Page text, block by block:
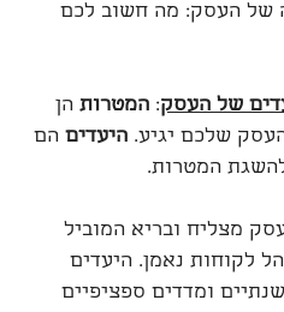
של העסק: מה חשוב לכם
של העסק: המטרות הן
שלכם יגיע. היעדים הם
המטרות.
מצליח ובריא המוביל
לקוחות נאמן. היעדים
ומדדים ספציפיים